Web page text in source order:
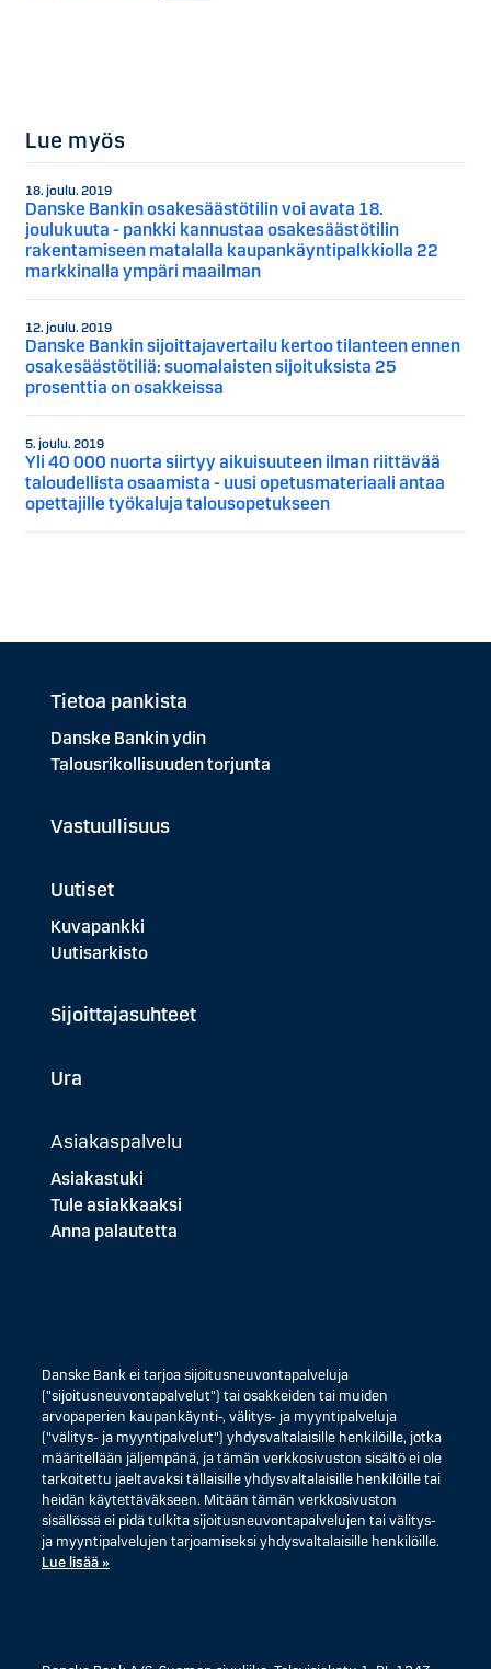
Lue myös
18. joulu. 2019
Danske Bankin osakesäästötilin voi avata 18.
joulukuuta - pankki kannustaa osakesäästötilin
rakentamiseen matalalla kaupankäyntipalkkiolla 22
markkinalla ympäri maailman
12. joulu. 2019
Danske Bankin sijoittajavertailu kertoo tilanteen ennen
osakesäästötiliä: suomalaisten sijoituksista 25
prosenttia on osakkeissa
5. joulu. 2019
Yli 40 000 nuorta siirtyy aikuisuuteen ilman riittävää
taloudellista osaamista - uusi opetusmateriaali antaa
opettajille työkaluja talousopetukseen
Tietoa pankista
Danske Bankin ydin
Talousrikollisuuden torjunta
Vastuullisuus
Uutiset
Kuvapankki
Uutisarkisto
Sijoittajasuhteet
Ura
Asiakaspalvelu
Asiakastuki
Tule asiakkaaksi
Anna palautetta
Danske Bank ei tarjoa sijoitusneuvontapalveluja
("sijoitusneuvontapalvelut") tai osakkeiden tai muiden
arvopaperien kaupankäynti-, välitys- ja myyntipalveluja
("välitys- ja myyntipalvelut") yhdysvaltalaisille henkilöille, jotka
määritellään jäljempänä, ja tämän verkkosivuston sisältö ei ole
tarkoitettu jaeltavaksi tällaisille yhdysvaltalaisille henkilöille tai
heidän käytettäväkseen. Mitään tämän verkkosivuston
sisällössä ei pidä tulkita sijoitusneuvontapalvelujen tai välitys-
ja myyntipalvelujen tarjoamiseksi yhdysvaltalaisille henkilöille.
Lue lisää »